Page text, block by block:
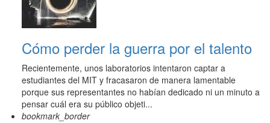
Cómo perder la guerra por el talento
Recientemente, unos laboratorios intentaron captar a
estudiantes del MIT y fracasaron de manera lamentable
porque sus representantes no habían dedicado ni un minuto a
pensar cuál era su público objeti...
bookmark_border